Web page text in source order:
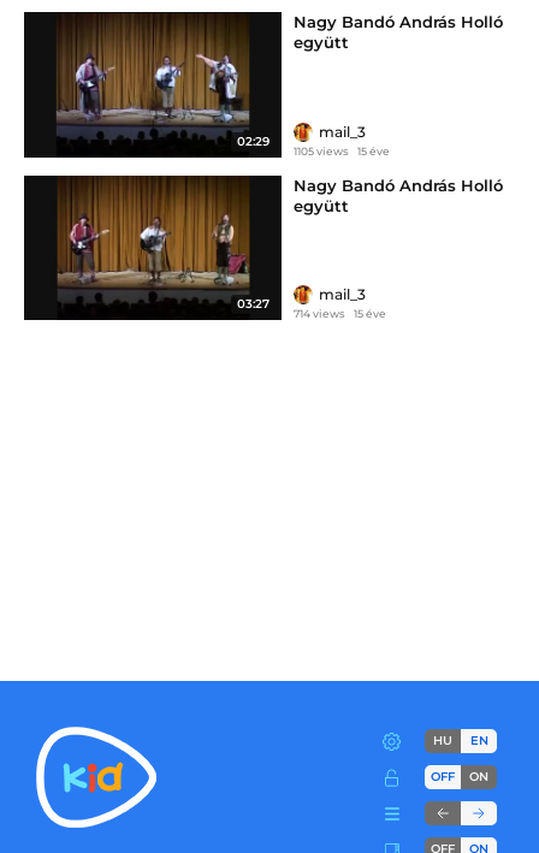
02:29
Nagy Bandó András Holló
együtt
mail_3
1105 views 15 éve
03:27
Nagy Bandó András Holló
együtt
mail_3
714 views 15 éve
HU EN
OFF ON
OFF ON